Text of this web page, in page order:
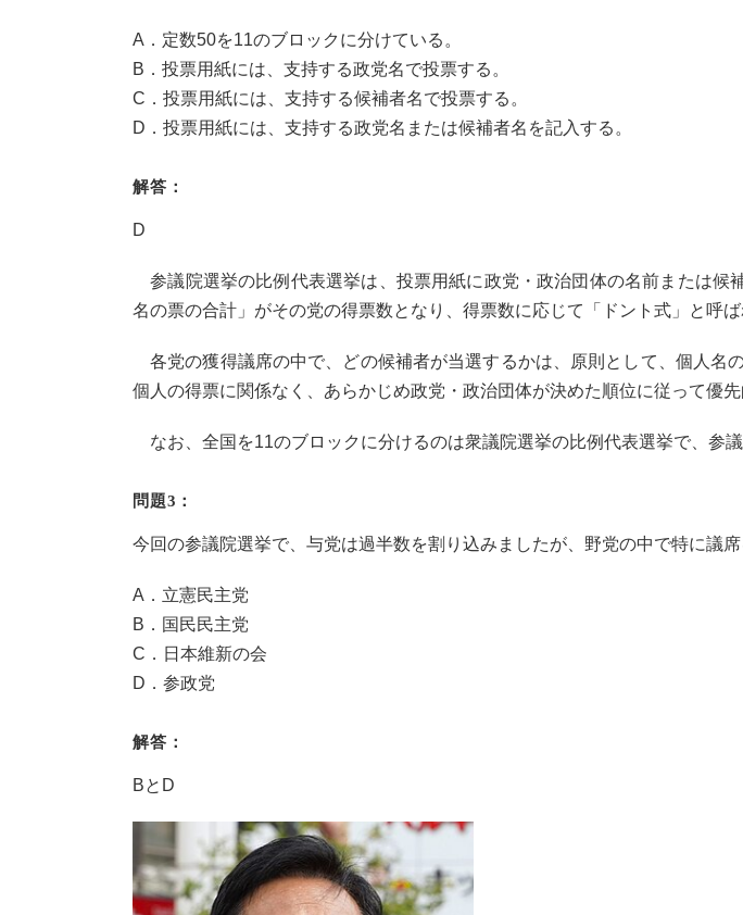
A．定数50を11のブロックに分けている。
B．投票用紙には、支持する政党名で投票する。
C．投票用紙には、支持する候補者名で投票する。
D．投票用紙には、支持する政党名または候補者名を記入する。
解答：
D
参議院選挙の比例代表選挙は、投票用紙に政党・政治団体の名前または候
名の票の合計」がその党の得票数となり、得票数に応じて「ドント式」と呼
各党の獲得議席の中で、どの候補者が当選するかは、原則として、個人名
個人の得票に関係なく、あらかじめ政党・政治団体が決めた順位に従って優
なお、全国を11のブロックに分けるのは衆議院選挙の比例代表選挙で、参
問題3：
今回の参議院選挙で、与党は過半数を割り込みましたが、野党の中で特に議
A．立憲民主党
B．国民民主党
C．日本維新の会
D．参政党
解答：
BとD